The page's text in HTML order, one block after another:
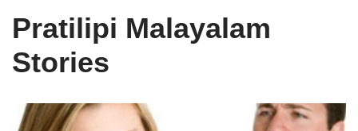
Pratilipi Malayalam
Stories